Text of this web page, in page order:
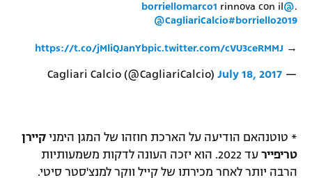
.
@borriellomarco1
rinnova con il
@CagliariCalcio#borriello2019
→
https://t.co/jMliQJanYbpic.twitter.com/cVU3ceRMMJ
— Cagliari Calcio (@CagliariCalcio)
July 18, 2017
* טוטנהאם הודיעה על הארכת חוזהו של המגן הימני קיירן
טריפייר
עד 2022. הוא יזכה העונה לדקות משמעותיות
הרבה יותר לאחר מכירתו של קייל ווקר למנצ'סטר סיטי.